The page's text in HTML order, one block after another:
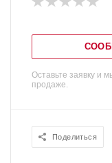
Оставьте заявку и
продаже.
Поделиться